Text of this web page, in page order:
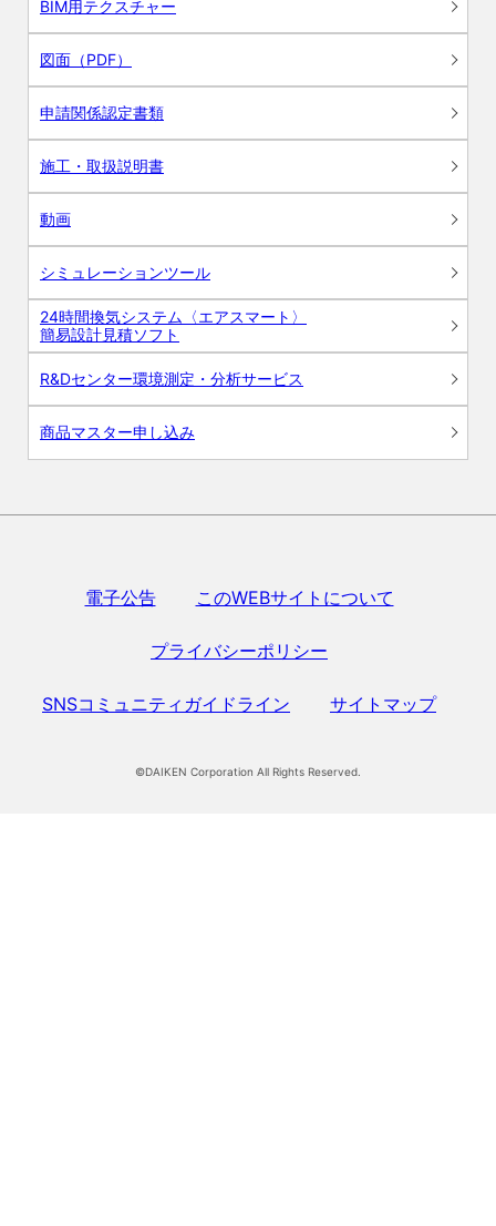
BIM用テクスチャー
図面（PDF）
申請関係認定書類
施工・取扱説明書
動画
シミュレーションツール
24時間換気システム〈エアスマート〉
簡易設計見積ソフト
R&Dセンター環境測定・分析サービス
商品マスター申し込み
電子公告 このWEBサイトについて
プライバシーポリシー
SNSコミュニティガイドライン サイトマップ
©DAIKEN Corporation All Rights Reserved.